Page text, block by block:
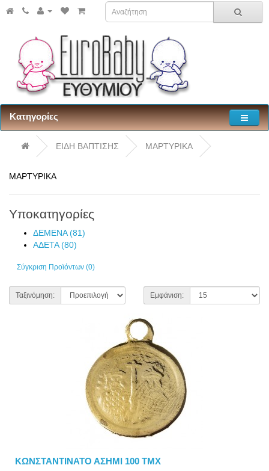
Κατηγορίες
ΕΙΔΗ ΒΑΠΤΙΣΗΣ ΜΑΡΤΥΡΙΚΑ
ΜΑΡΤΥΡΙΚΑ
Υποκατηγορίες
ΔΕΜΕΝΑ (81)
ΑΔΕΤΑ (80)
Σύγκριση Προϊόντων (0)
Ταξινόμηση: Εμφάνιση:
ΚΩΝΣΤΑΝΤΙΝΑΤΟ ΑΣΗΜΙ 100 ΤΜΧ